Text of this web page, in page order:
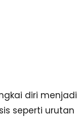
diri menjadi
seperti urutan